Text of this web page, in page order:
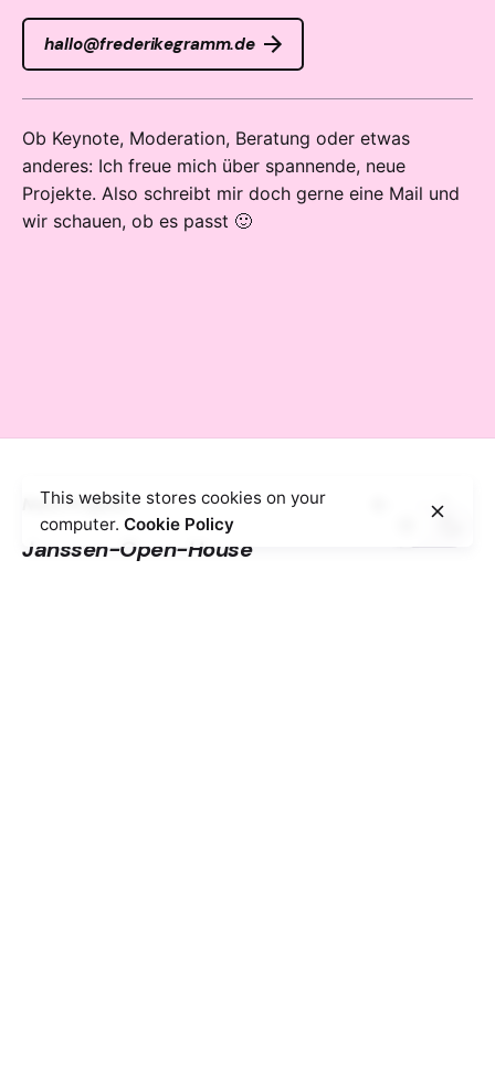
hallo@frederikegramm.de
Ob Keynote, Moderation, Beratung oder etwas
anderes: Ich freue mich über spannende, neue
Projekte. Also schreibt mir doch gerne eine Mail und
wir schauen, ob es passt 🙂
Next Project
Janssen-Open-House
This website stores cookies on your
computer. Cookie Policy